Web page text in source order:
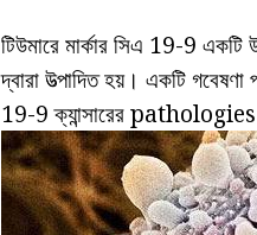
টিউমারে মার্কার সিএ 19-9
দ্বারা উত্পাদিত হয়। একটি
19-9 ক্যান্সারের pathologies